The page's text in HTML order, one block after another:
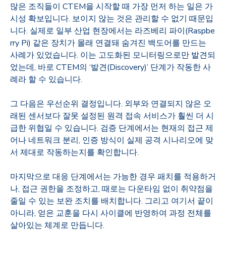
많은 조직들이 CTEM을 시작할 때 가장 먼저 하는 일은 가
시성 확보입니다. 보이지 않는 것은 관리할 수 없기 때문입
니다. 실제로 일부 산업 현장에서는 라즈베리 파이(Raspbe
rry Pi) 같은 장치가 몰래 연결돼 숨겨진 백도어를 만드는
사례가 있었습니다. 이는 고도화된 모니터링으로만 발견되
었는데, 바로 CTEM의 ‘발견(Discovery)’ 단계가 작동한 사
례라 할 수 있습니다.
그 다음은 우선순위 결정입니다. 외부와 연결되지 않은 오
래된 센서보다 잘못 설정된 원격 접속 서비스가 훨씬 더 시
급한 위협일 수 있습니다. 검증 단계에서는 현재의 접근 제
어나 네트워크 분리, 인증 방식이 실제 공격 시나리오에 맞
서 제대로 작동하는지를 확인합니다.
마지막으로 대응 단계에서는 가능한 경우 패치를 적용하거
나, 접근 권한을 조정하고, 때로는 다운타임 없이 취약점을
줄일 수 있는 보완 조치를 배치합니다. 그리고 여기서 끝이
아니라, 얻은 교훈을 다시 사이클에 반영하여 과정 전체를
살아있는 체계로 만듭니다.